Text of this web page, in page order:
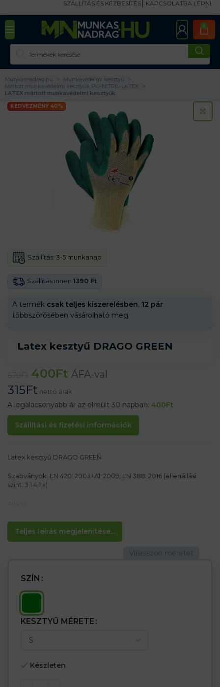
SZÁLLÍTÁS ÉS KÉZBESÍTÉS KAPCSOLATBA LÉPNI
0
Munkasnadrag.hu
Munkavédelmi kesztyű
Mártott munkavédelmi kesztyűk PU-NITRIL-LATEX
LATEX mártott munkavédelmi kesztyűk
KEDVEZMÉNY 40%
Latex kesztyű DRAGO GREEN
Szállítás innen 1390 Ft
Szállítás: 3-5 munkanap
400Ft ÁFA-val
315Ft nettó árak
A termék csak teljes kiszerelésben, 12 pár
többszörösében vásárolható meg.
A legalacsonyabb ár az elmúlt 30 napban: 400Ft
Szállítási és fizetési információk
Teljes leírás megjelenítése...
Latex kesztyű DRAGO GREEN
Szabványok: EN 420: 2003+A1: 2009, EN 388: 2016 (ellenállási
szint: 3 1 4 1 x)
vastag latexréteggel borítva
Jellemzők:
– tapadást, rugalmasságot és kényelmet biztosít
SZÍN
KESZTYŰ MÉRETE
Készleten